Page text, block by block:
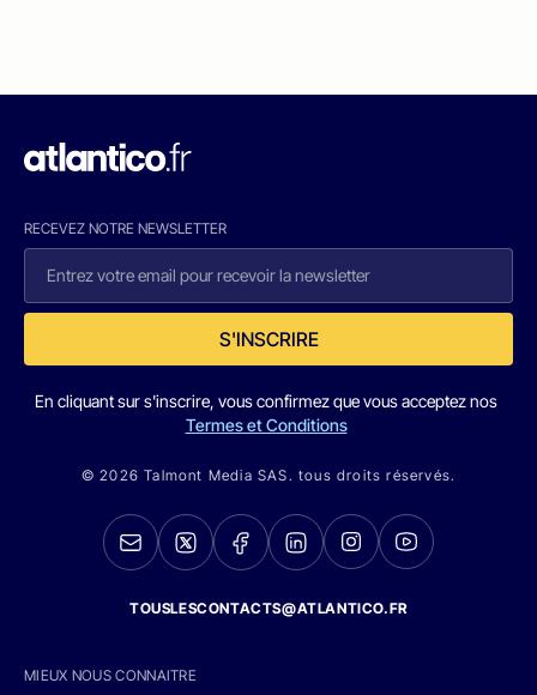
RECEVEZ NOTRE NEWSLETTER
S'INSCRIRE
En cliquant sur s'inscrire, vous confirmez que vous acceptez nos
Termes et Conditions
© 2026 Talmont Media SAS. tous droits réservés.
TOUSLESCONTACTS@ATLANTICO.FR
MIEUX NOUS CONNAITRE